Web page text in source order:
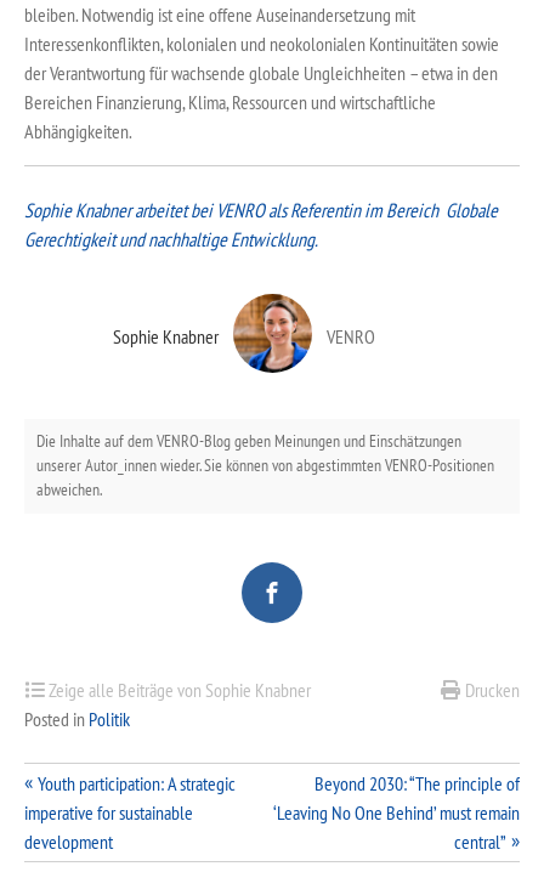
bleiben. Notwendig ist eine offene Auseinandersetzung mit
Interessenkonflikten, kolonialen und neokolonialen Kontinuitäten sowie
der Verantwortung für wachsende globale Ungleichheiten – etwa in den
Bereichen Finanzierung, Klima, Ressourcen und wirtschaftliche
Abhängigkeiten.
Sophie Knabner arbeitet bei VENRO als Referentin im Bereich Globale
Gerechtigkeit und nachhaltige Entwicklung.
Sophie Knabner VENRO
Die Inhalte auf dem VENRO-Blog geben Meinungen und Einschätzungen
unserer Autor_innen wieder. Sie können von abgestimmten VENRO-Positionen
abweichen.
Drucken
Zeige alle Beiträge von Sophie Knabner
Posted in Politik
Beitragsnavigation
Youth participation: A strategic
imperative for sustainable
development
Beyond 2030: “The principle of
‘Leaving No One Behind’ must remain
central”